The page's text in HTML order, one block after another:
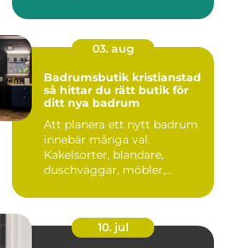
03. aug
Badrumsbutik kristianstad
så hittar du rätt butik för
ditt nya badrum
Att planera ett nytt badrum
innebär många val.
Kakelsorter, blandare,
duschväggar, möbler,
10. jul